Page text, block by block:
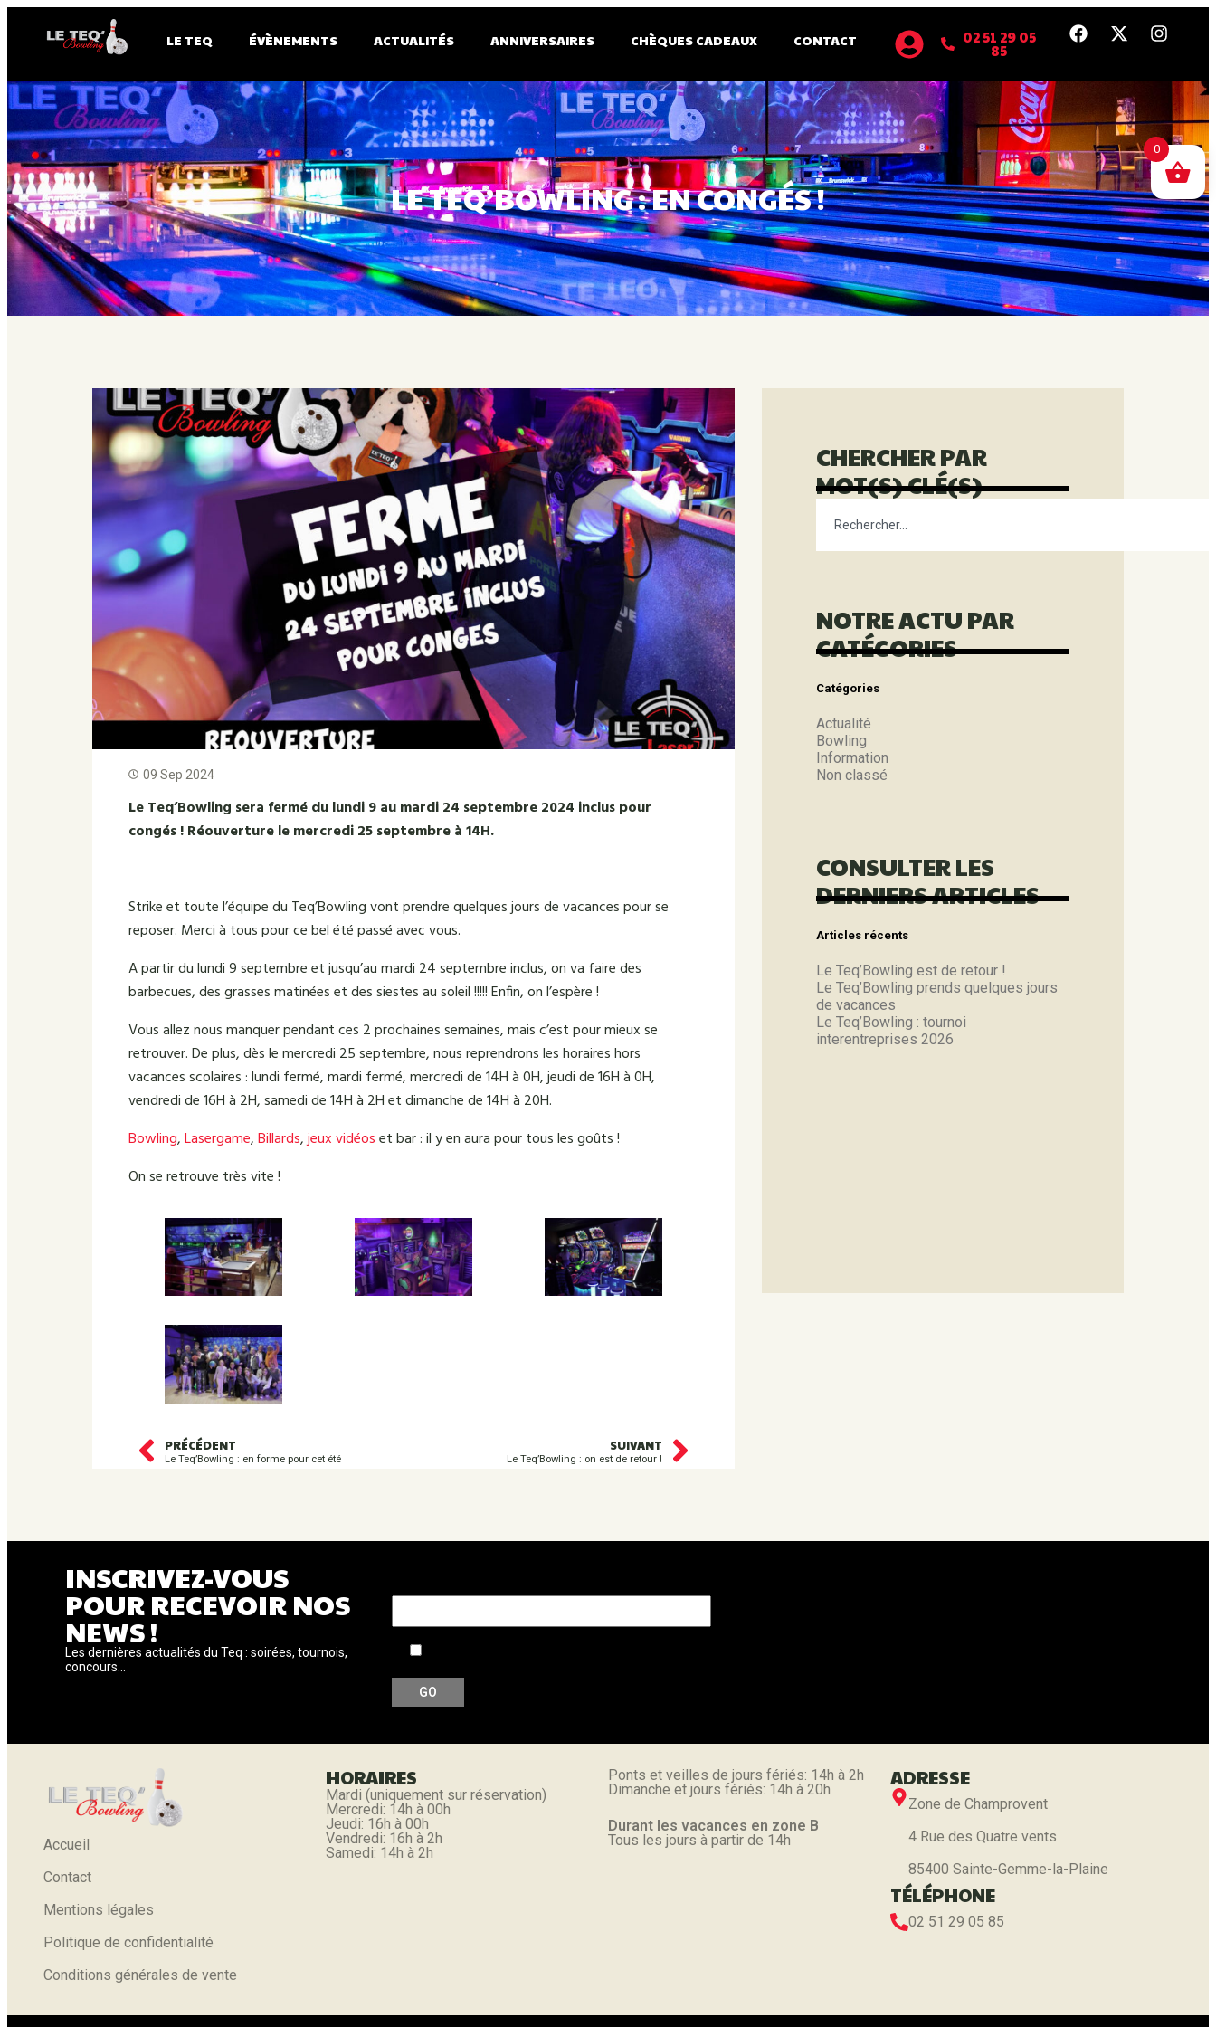
LE TEQ ÉVÈNEMENTS ACTUALITÉS ANNIVERSAIRES CHÈQUES CADEAUX CONTACT 02 51 29 05
85
LE TEQ’BOWLING : EN CONGÉS !
09 Sep 2024
Le Teq’Bowling sera fermé du lundi 9 au mardi 24 septembre 2024 inclus pour
congés ! Réouverture le mercredi 25 septembre à 14H.
Strike et toute l’équipe du Teq’Bowling vont prendre quelques jours de vacances pour se
reposer. Merci à tous pour ce bel été passé avec vous.
A partir du lundi 9 septembre et jusqu’au mardi 24 septembre inclus, on va faire des
barbecues, des grasses matinées et des siestes au soleil !!!!! Enfin, on l’espère !
Vous allez nous manquer pendant ces 2 prochaines semaines, mais c’est pour mieux se
retrouver. De plus, dès le mercredi 25 septembre, nous reprendrons les horaires hors
vacances scolaires : lundi fermé, mardi fermé, mercredi de 14H à 0H, jeudi de 16H à 0H,
vendredi de 16H à 2H, samedi de 14H à 2H et dimanche de 14H à 20H.
Bowling,Lasergame,Billards,jeux vidéoset bar : il y en aura pour tous les goûts !
On se retrouve très vite !
PRÉCÉDENT
Le Teq’Bowling : en forme pour cet été
SUIVANT
Le Teq’Bowling : on est de retour !
CHERCHER PAR
MOT(S) CLÉ(S)
NOTRE ACTU PAR
CATÉGORIES
Catégories
Actualité
Bowling
Information
Non classé
CONSULTER LES
DERNIERS ARTICLES
Articles récents
Le Teq’Bowling est de retour !
Le Teq’Bowling prends quelques jours
de vacances
Le Teq’Bowling : tournoi
interentreprises 2026
INSCRIVEZ-VOUS
POUR RECEVOIR NOS
NEWS !
Les dernières actualités du Teq : soirées, tournois,
concours...
Accueil
Contact
Mentions légales
Politique de confidentialité
Conditions générales de vente
HORAIRES
Mardi (uniquement sur réservation)
Mercredi: 14h à 00h
Jeudi: 16h à 00h
Vendredi: 16h à 2h
Samedi: 14h à 2h
Ponts et veilles de jours fériés: 14h à 2h
Dimanche et jours fériés: 14h à 20h
Durant les vacances en zone B
Tous les jours à partir de 14h
ADRESSE
Zone de Champrovent
4 Rue des Quatre vents
85400 Sainte-Gemme-la-Plaine
TÉLÉPHONE
02 51 29 05 85
0